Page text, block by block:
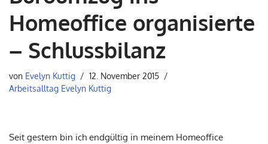
Homeoffice organisierte
– Schlussbilanz
von Evelyn Kuttig
12. November 2015
Arbeitsalltag Evelyn Kuttig
Seit gestern bin ich endgültig in meinem Homeoffice